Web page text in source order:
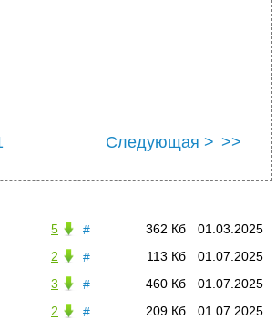
Следующая > >>
# 01.03.2025
362 Кб
5
#
01.07.2025
113 Кб
2
#
01.07.2025
460 Кб
3
#
01.07.2025
209 Кб
2